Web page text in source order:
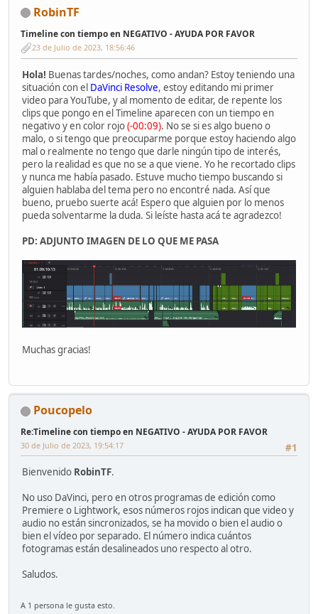
RobinTF
Timeline con tiempo en NEGATIVO - AYUDA POR FAVOR
23 de Julio de 2023, 18:56:46
Hola! Buenas tardes/noches, como andan? Estoy teniendo una
situación con el DaVinci Resolve, estoy editando mi primer
video para YouTube, y al momento de editar, de repente los
clips que pongo en el Timeline aparecen con un tiempo en
negativo y en color rojo(-00:09). No se si es algo bueno o
malo, o si tengo que preocuparme porque estoy haciendo algo
mal o realmente no tengo que darle ningún tipo de interés,
pero la realidad es que no se a que viene. Yo he recortado clips
y nunca me había pasado. Estuve mucho tiempo buscando si
alguien hablaba del tema pero no encontré nada. Así que
bueno, pruebo suerte acá! Espero que alguien por lo menos
pueda solventarme la duda. Si leíste hasta acá te agradezco!
PD: ADJUNTO IMAGEN DE LO QUE ME PASA
Muchas gracias!
Poucopelo
Re:Timeline con tiempo en NEGATIVO - AYUDA POR FAVOR
#1
30 de Julio de 2023, 19:54:17
Bienvenido RobinTF.
No uso DaVinci, pero en otros programas de edición como
Premiere o Lightwork, esos números rojos indican que video y
audio no están sincronizados, se ha movido o bien el audio o
bien el vídeo por separado. El número indica cuántos
fotogramas están desalineados uno respecto al otro.
Saludos.
A 1 persona le gusta esto.